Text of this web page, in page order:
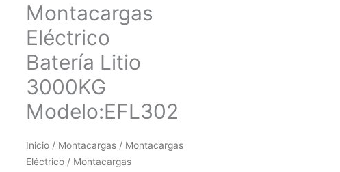
Montacargas
Eléctrico
Batería Litio
3000KG
Modelo:EFL302
Inicio / Montacargas / Montacargas
Eléctrico / Montacargas